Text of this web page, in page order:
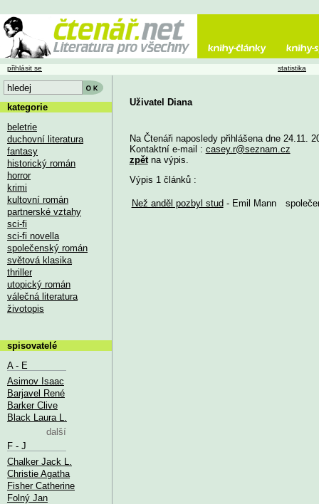
Uživatel Diana
Na Čtenáři naposledy přihlášena dne 24.11.
Kontaktní e-mail : casey.r@seznam.cz
zpětna výpis.
Výpis 1 článků :
Než anděl pozbyl stud- Emil Mann
přihlásit se statistika
kategorie
beletrie
duchovní literatura
fantasy
historický román
horror
krimi
kultovní román
partnerské vztahy
sci-fi
sci-fi novella
společenský román
světová klasika
thriller
utopický román
válečná literatura
životopis
spisovatelé
A - E
Asimov Isaac
Barjavel René
Barker Clive
Black Laura L.
další
F - J
Chalker Jack L.
Christie Agatha
Fisher Catherine
Folný Jan